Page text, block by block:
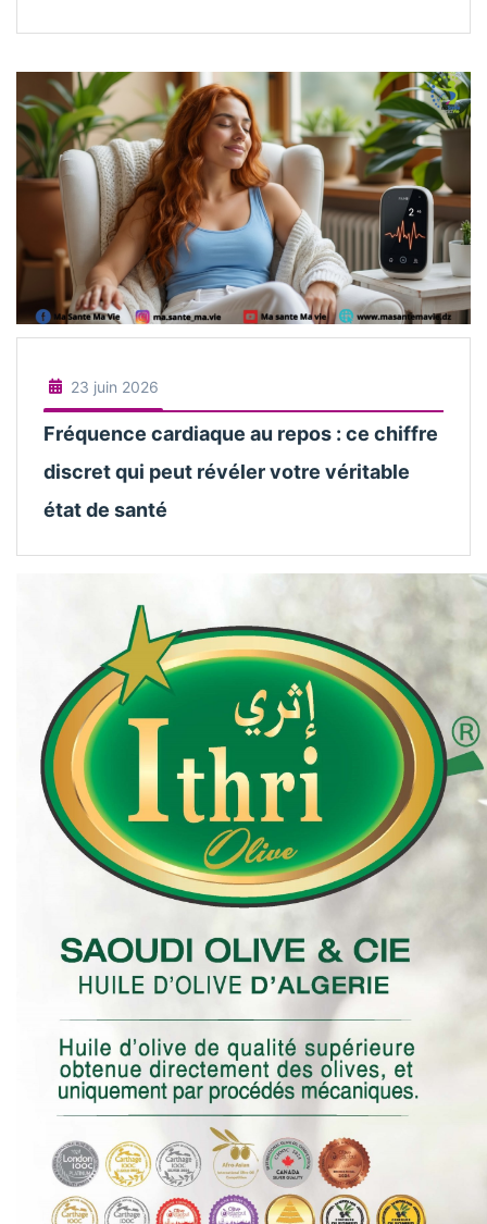
23 juin 2026
Fréquence cardiaque au repos : ce chiffre
discret qui peut révéler votre véritable
état de santé